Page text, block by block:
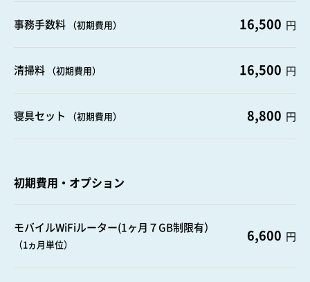
事務手数料 （初期費用） 16,500 円
清掃料 （初期費用） 16,500 円
寝具セット （初期費用） 8,800 円
初期費用・オプション
モバイルWiFiルーター(1ヶ月７GB制限有）
（1ヵ月単位） 6,600 円